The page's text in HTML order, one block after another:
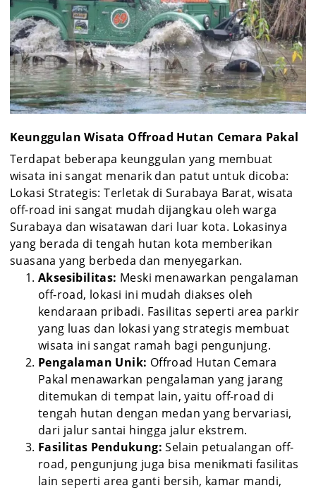
Keunggulan Wisata Offroad Hutan Cemara Pakal
Terdapat beberapa keunggulan yang membuat
wisata ini sangat menarik dan patut untuk dicoba:
Lokasi Strategis: Terletak di Surabaya Barat, wisata
off-road ini sangat mudah dijangkau oleh warga
Surabaya dan wisatawan dari luar kota. Lokasinya
yang berada di tengah hutan kota memberikan
suasana yang berbeda dan menyegarkan.
Aksesibilitas: Meski menawarkan pengalaman
off-road, lokasi ini mudah diakses oleh
kendaraan pribadi. Fasilitas seperti area parkir
yang luas dan lokasi yang strategis membuat
wisata ini sangat ramah bagi pengunjung.
Pengalaman Unik: Offroad Hutan Cemara
Pakal menawarkan pengalaman yang jarang
ditemukan di tempat lain, yaitu off-road di
tengah hutan dengan medan yang bervariasi,
dari jalur santai hingga jalur ekstrem.
Fasilitas Pendukung:Selain petualangan off-
road, pengunjung juga bisa menikmati fasilitas
lain seperti area ganti bersih, kamar mandi,